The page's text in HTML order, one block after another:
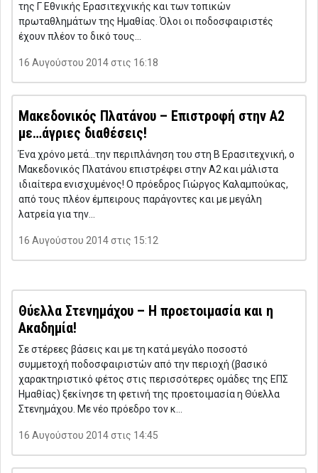
της Γ Εθνικής Ερασιτεχνικής και των τοπικών
πρωταθλημάτων της Ημαθίας. Όλοι οι ποδοσφαιριστές
έχουν πλέον το δικό τους…
16 Αυγούστου 2014 στις 16:18
Μακεδονικός Πλατάνου – Επιστροφή στην Α2
με…άγριες διαθέσεις!
Ένα χρόνο μετά…την περιπλάνηση του στη Β Ερασιτεχνική, ο
Μακεδονικός Πλατάνου επιστρέφει στην Α2 και μάλιστα
ιδιαίτερα ενισχυμένος! Ο πρόεδρος Γιώργος Καλαμπούκας,
από τους πλέον έμπειρους παράγοντες και με μεγάλη
λατρεία για την…
16 Αυγούστου 2014 στις 15:12
Θύελλα Στενημάχου – Η προετοιμασία και η
Ακαδημία!
Σε στέρεες βάσεις και με τη κατά μεγάλο ποσοστό
συμμετοχή ποδοσφαιριστών από την περιοχή (βασικό
χαρακτηριστικό φέτος στις περισσότερες ομάδες της ΕΠΣ
Ημαθίας) ξεκίνησε τη φετινή της προετοιμασία η Θύελλα
Στενημάχου. Με νέο πρόεδρο τον κ…
16 Αυγούστου 2014 στις 14:45